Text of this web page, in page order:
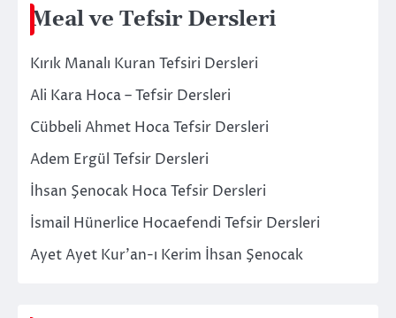
Meal ve Tefsir Dersleri
Kırık Manalı Kuran Tefsiri Dersleri
Ali Kara Hoca – Tefsir Dersleri
Cübbeli Ahmet Hoca Tefsir Dersleri
Adem Ergül Tefsir Dersleri
İhsan Şenocak Hoca Tefsir Dersleri
İsmail Hünerlice Hocaefendi Tefsir Dersleri
Ayet Ayet Kur’an-ı Kerim İhsan Şenocak